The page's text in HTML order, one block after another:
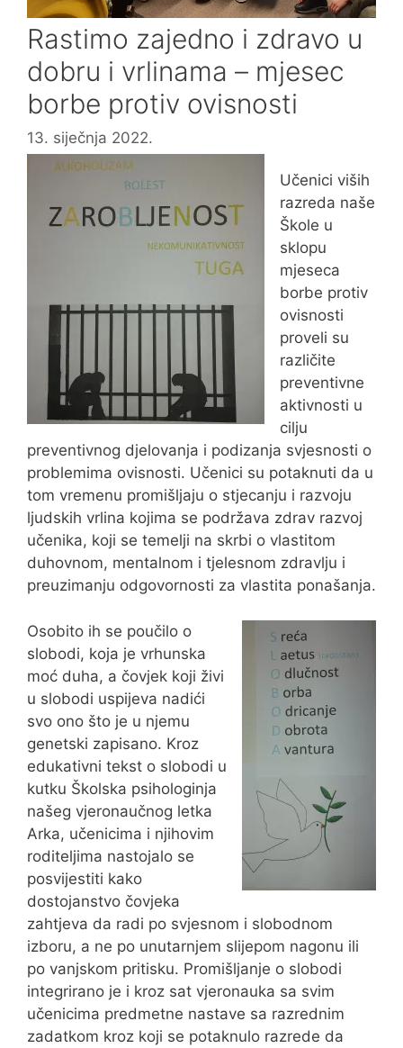
Rastimo zajedno i zdravo u
dobru i vrlinama – mjesec
borbe protiv ovisnosti
13. siječnja 2022.
Učenici viših
razreda naše
Škole u
sklopu
mjeseca
borbe protiv
ovisnosti
proveli su
različite
preventivne
aktivnosti u
cilju
preventivnog djelovanja i podizanja svjesnosti o
problemima ovisnosti. Učenici su potaknuti da u
tom vremenu promišljaju o stjecanju i razvoju
ljudskih vrlina kojima se podržava zdrav razvoj
učenika, koji se temelji na skrbi o vlastitom
duhovnom, mentalnom i tjelesnom zdravlju i
preuzimanju odgovornosti za vlastita ponašanja.
Osobito ih se poučilo o
slobodi, koja je vrhunska
moć duha, a čovjek koji živi
u slobodi uspijeva nadići
svo ono što je u njemu
genetski zapisano. Kroz
edukativni tekst o slobodi u
kutku Školska psihologinja
našeg vjeronaučnog letka
Arka, učenicima i njihovim
roditeljima nastojalo se
posvijestiti kako
dostojanstvo čovjeka
zahtjeva da radi po svjesnom i slobodnom
izboru, a ne po unutarnjem slijepom nagonu ili
po vanjskom pritisku. Promišljanje o slobodi
integrirano je i kroz sat vjeronauka sa svim
učenicima predmetne nastave sa razrednim
zadatkom kroz koji se potaknulo razrede da